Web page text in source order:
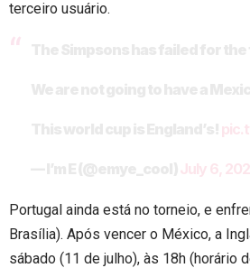
terceiro usuário.
July 6,
Portugal ainda está no torneio, e
Brasília). Após vencer o México, a
sábado (11 de julho), às 18h (horário